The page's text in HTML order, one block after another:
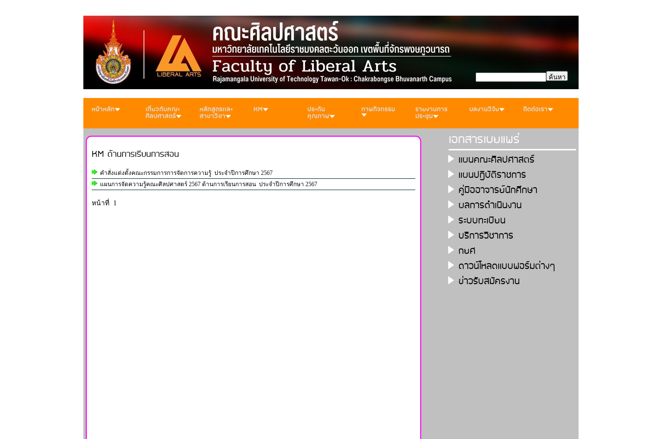
หน้าหลัก เกี่ยวกับคณะ
ศิลปศาสตร์
หลักสูตรเเละ
สาขาวิชา
KM ประกัน
คุณภาพ
ภาพกิจกรรม รายงานการ
ประชุม
ผลงานวิจัย ติดต่อเรา
KM ด้านการเรียนการสอน
คำสั่งแต่งตั้งคณะกรรมการการจัดการความรู้ ประจำปีการศึกษา 2567
แผนการจัดความรู้คณะศิลปศาสตร์ 2567 ด้านการเรียนการสอน ประจำปีการศึกษา 2567
หน้าที่ 1
เอกสารเผยแพร่
เเผนคณะศิลปศาสตร์
เเผนปฎิบัติราชการ
คู่มืออาจารย์นักศึกษา
ผลการดำเนินงาน
ระบบทะเบียน
บริการวิชาการ
กยศ
ดาวน์โหลดเเบบฟอร์มต่างๆ
ข่าวรับสมัครงาน